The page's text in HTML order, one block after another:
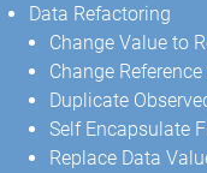
Data Refactoring
Change Value to
Change
Duplicate
Self Encapsulate
Replace Data